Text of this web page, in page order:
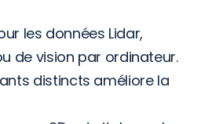
les données Lidar,
de vision par ordinateur.
distincts améliore la